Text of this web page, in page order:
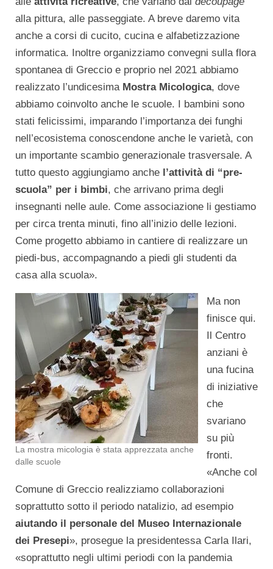
alla pittura, alle passeggiate. A breve daremo vita
anche a corsi di cucito, cucina e alfabetizzazione
informatica. Inoltre organizziamo convegni sulla flora
spontanea di Greccio e proprio nel 2021 abbiamo
realizzato l’undicesima Mostra Micologica, dove
abbiamo coinvolto anche le scuole. I bambini sono
stati felicissimi, imparando l’importanza dei funghi
nell’ecosistema conoscendone anche le varietà, con
un importante scambio generazionale trasversale. A
tutto questo aggiungiamo anche l’attività di “pre-
scuola” per i bimbi, che arrivano prima degli
insegnanti nelle aule. Come associazione li gestiamo
per circa trenta minuti, fino all’inizio delle lezioni.
Come progetto abbiamo in cantiere di realizzare un
piedi-bus, accompagnando a piedi gli studenti da
casa alla scuola».
La mostra micologia è stata apprezzata anche
dalle scuole
Ma non
finisce qui.
Il Centro
anziani è
una fucina
di iniziative
che
svariano
su più
fronti.
«Anche col
Comune di Greccio realizziamo collaborazioni
soprattutto sotto il periodo natalizio, ad esempio
aiutando il personale del Museo Internazionale
dei Presepi», prosegue la presidentessa Carla Ilari,
«soprattutto negli ultimi periodi con la pandemia